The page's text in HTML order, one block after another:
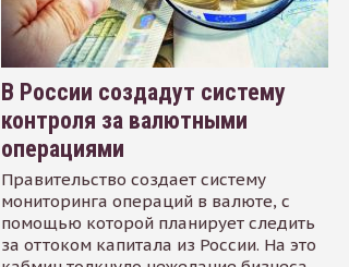
В России создадут систему
контроля за валютными
операциями
Правительство создает систему
мониторинга операций в валюте, с
помощью которой планирует следить
за оттоком капитала из России. На это